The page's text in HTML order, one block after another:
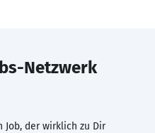
Netzwerk
Job, der wirklich zu Dir